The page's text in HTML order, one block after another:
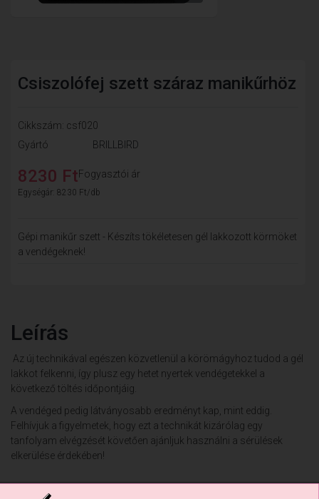
Csiszolófej szett száraz manikűrhöz
Cikkszám: csf020
Gyártó
BRILLBIRD
Fogyasztói ár
8230 Ft
Egységár: 8230 Ft/db
Gépi manikűr szett - Készíts tökéletesen gél lakkozott körmöket
a vendégeknek!
Leírás
Az új technikával egészen közvetlenül a körömágyhoz tudod a gél
lakkot felkenni, így plusz egy hetet nyertek vendégetekkel a
következő töltés időpontjáig.
A vendéged pedig látványosabb eredményt kap, mint eddig.
Felhívjuk a figyelmetek, hogy ezt a technikát kizárólag egy
tanfolyam elvégzését követően ajánljuk használni a sérülések
elkerülése érdekében!